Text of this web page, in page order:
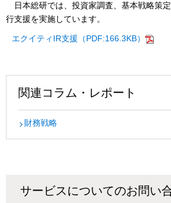
日本総研では、投資家調査、基本戦略策
行支援を実施しています。
エクイティIR支援（PDF:166.3KB）
関連コラム・レポート
財務戦略
サービスについてのお問い